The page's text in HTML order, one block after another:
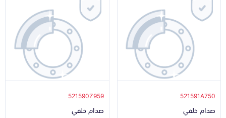
521591A750
صدام خلفي
521590Z959
صدام خلفي